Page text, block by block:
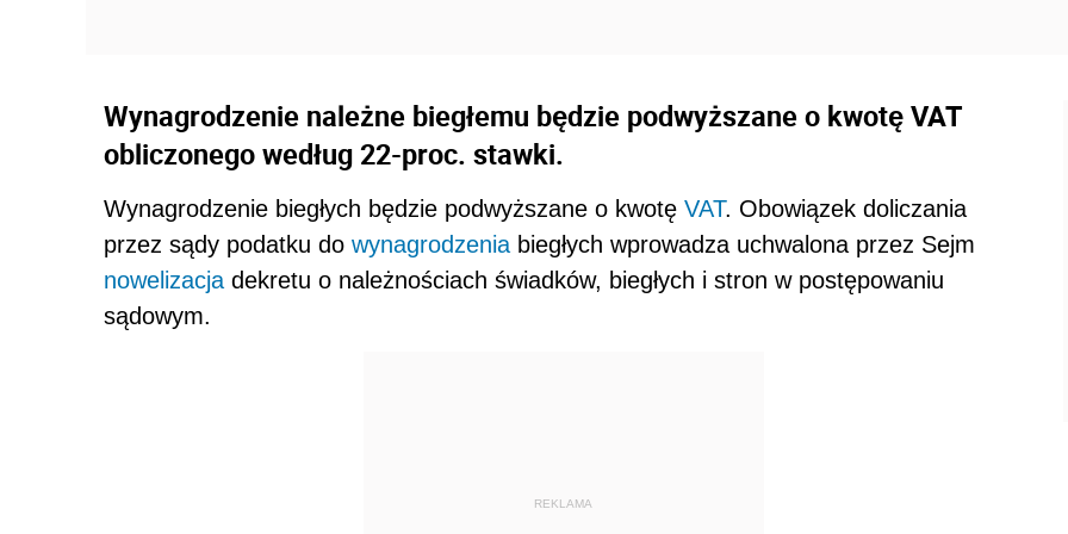
Wynagrodzenie należne biegłemu będzie podwyższane o kwotę VAT
obliczonego według 22-proc. stawki.
Wynagrodzenie biegłych będzie podwyższane o kwotę VAT. Obowiązek doliczania
przez sądy podatku do wynagrodzenia biegłych wprowadza uchwalona przez Sejm
nowelizacja dekretu o należnościach świadków, biegłych i stron w postępowaniu
sądowym.
REKLAMA